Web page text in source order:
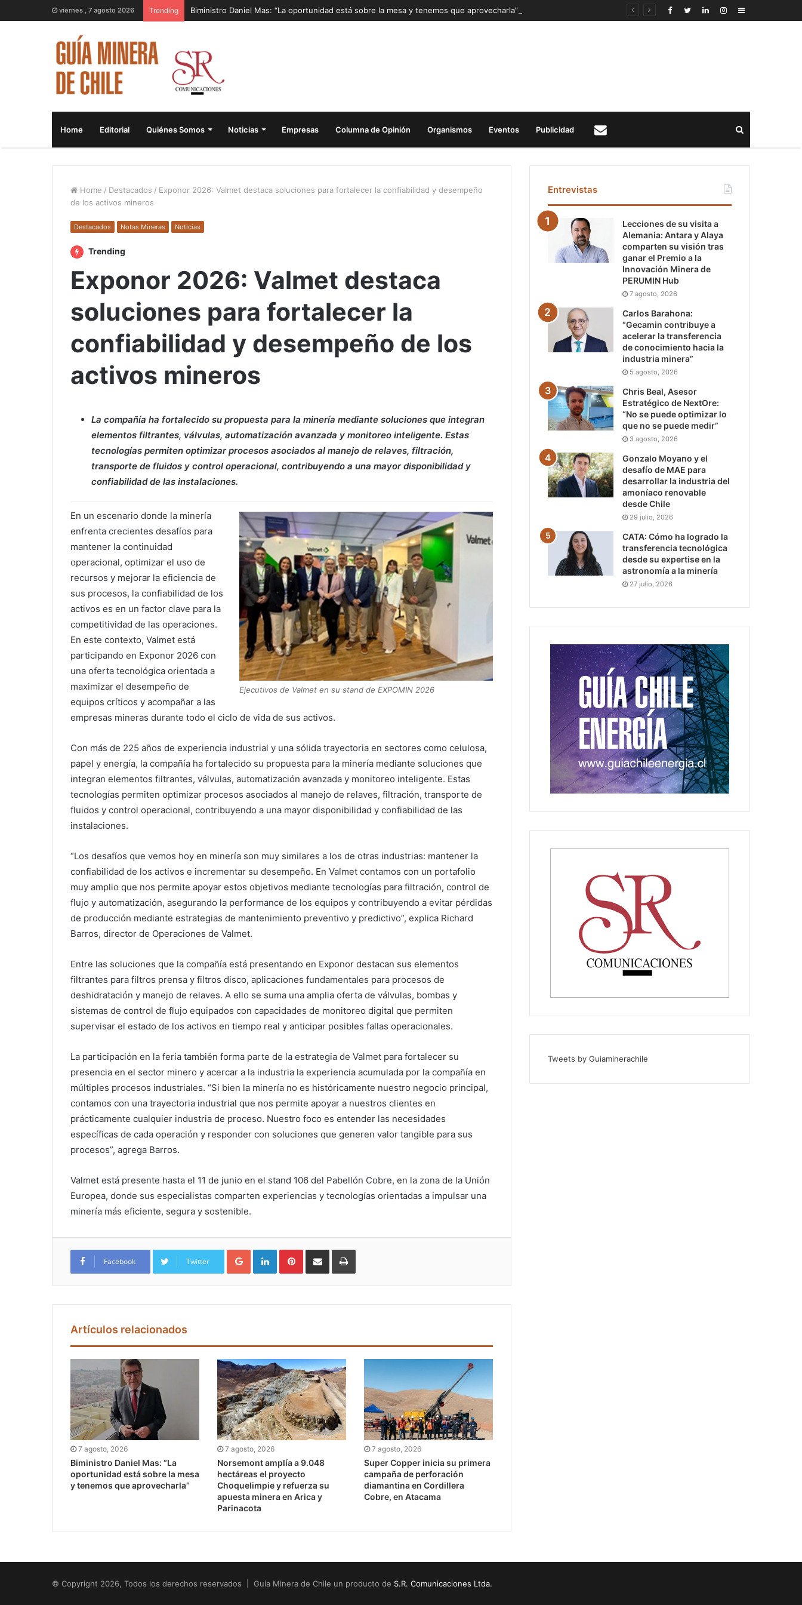
viernes , 7 agosto 2026 Trending Biministro Daniel Mas: “La oportunidad está sobre la mesa y tenemos que aprovecharla” Sidebar
Home Editorial Quiénes Somos Noticias Empresas Columna de Opinión Organismos Eventos Publicidad
Home / Destacados / Exponor 2026: Valmet destaca soluciones para fortalecer la confiabilidad y desempeño
de los activos mineros
Destacados Notas Mineras Noticias
Trending
Exponor 2026: Valmet destaca
soluciones para fortalecer la
confiabilidad y desempeño de los
activos mineros
La compañía ha fortalecido su propuesta para la minería mediante soluciones que integran
elementos filtrantes, válvulas, automatización avanzada y monitoreo inteligente. Estas
tecnologías permiten optimizar procesos asociados al manejo de relaves, filtración,
transporte de fluidos y control operacional, contribuyendo a una mayor disponibilidad y
confiabilidad de las instalaciones.
Ejecutivos de Valmet en su stand de EXPOMIN 2026
En un escenario donde la minería
enfrenta crecientes desafíos para
mantener la continuidad
operacional, optimizar el uso de
recursos y mejorar la eficiencia de
sus procesos, la confiabilidad de los
activos es en un factor clave para la
competitividad de las operaciones.
En este contexto, Valmet está
participando en Exponor 2026 con
una oferta tecnológica orientada a
maximizar el desempeño de
equipos críticos y acompañar a las
empresas mineras durante todo el ciclo de vida de sus activos.
Con más de 225 años de experiencia industrial y una sólida trayectoria en sectores como celulosa,
papel y energía, la compañía ha fortalecido su propuesta para la minería mediante soluciones que
integran elementos filtrantes, válvulas, automatización avanzada y monitoreo inteligente. Estas
tecnologías permiten optimizar procesos asociados al manejo de relaves, filtración, transporte de
fluidos y control operacional, contribuyendo a una mayor disponibilidad y confiabilidad de las
instalaciones.
“Los desafíos que vemos hoy en minería son muy similares a los de otras industrias: mantener la
confiabilidad de los activos e incrementar su desempeño. En Valmet contamos con un portafolio
muy amplio que nos permite apoyar estos objetivos mediante tecnologías para filtración, control de
flujo y automatización, asegurando la performance de los equipos y contribuyendo a evitar pérdidas
de producción mediante estrategias de mantenimiento preventivo y predictivo”, explica Richard
Barros, director de Operaciones de Valmet.
Entre las soluciones que la compañía está presentando en Exponor destacan sus elementos
filtrantes para filtros prensa y filtros disco, aplicaciones fundamentales para procesos de
deshidratación y manejo de relaves. A ello se suma una amplia oferta de válvulas, bombas y
sistemas de control de flujo equipados con capacidades de monitoreo digital que permiten
supervisar el estado de los activos en tiempo real y anticipar posibles fallas operacionales.
La participación en la feria también forma parte de la estrategia de Valmet para fortalecer su
presencia en el sector minero y acercar a la industria la experiencia acumulada por la compañía en
múltiples procesos industriales. “Si bien la minería no es históricamente nuestro negocio principal,
contamos con una trayectoria industrial que nos permite apoyar a nuestros clientes en
prácticamente cualquier industria de proceso. Nuestro foco es entender las necesidades
específicas de cada operación y responder con soluciones que generen valor tangible para sus
procesos”, agrega Barros.
Valmet está presente hasta el 11 de junio en el stand 106 del Pabellón Cobre, en la zona de la Unión
Europea, donde sus especialistas comparten experiencias y tecnologías orientadas a impulsar una
minería más eficiente, segura y sostenible.
Facebook Twitter
Google+ LinkedIn Pinterest
Artículos relacionados
7 agosto, 2026
Biministro Daniel Mas: “La
oportunidad está sobre la mesa
y tenemos que aprovecharla”
7 agosto, 2026
Norsemont amplía a 9.048
hectáreas el proyecto
Choquelimpie y refuerza su
apuesta minera en Arica y
Parinacota
7 agosto, 2026
Super Copper inicia su primera
campaña de perforación
diamantina en Cordillera
Cobre, en Atacama
Entrevistas
Lecciones de su visita a
Alemania: Antara y Alaya
comparten su visión tras
ganar el Premio a la
Innovación Minera de
PERUMIN Hub
7 agosto, 2026
Carlos Barahona:
“Gecamin contribuye a
acelerar la transferencia
de conocimiento hacia la
industria minera”
5 agosto, 2026
Chris Beal, Asesor
Estratégico de NextOre:
“No se puede optimizar lo
que no se puede medir”
3 agosto, 2026
Gonzalo Moyano y el
desafío de MAE para
desarrollar la industria del
amoníaco renovable
desde Chile
29 julio, 2026
CATA: Cómo ha logrado la
transferencia tecnológica
desde su expertise en la
astronomía a la minería
27 julio, 2026
Tweets by Guiaminerachile
© Copyright 2026, Todos los derechos reservados | Guía Minera de Chile un producto de S.R. Comunicaciones Ltda.